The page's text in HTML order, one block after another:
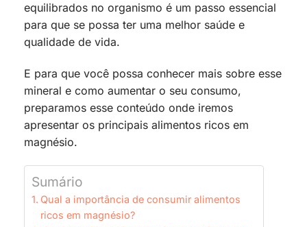
equilibrados no organismo é um passo essencial
para que se possa ter uma melhor saúde e
qualidade de vida.
E para que você possa conhecer mais sobre esse
mineral e como aumentar o seu consumo,
preparamos esse conteúdo onde iremos
apresentar os principais alimentos ricos em
magnésio.
Sumário
Qual a importância de consumir alimentos
ricos em magnésio?